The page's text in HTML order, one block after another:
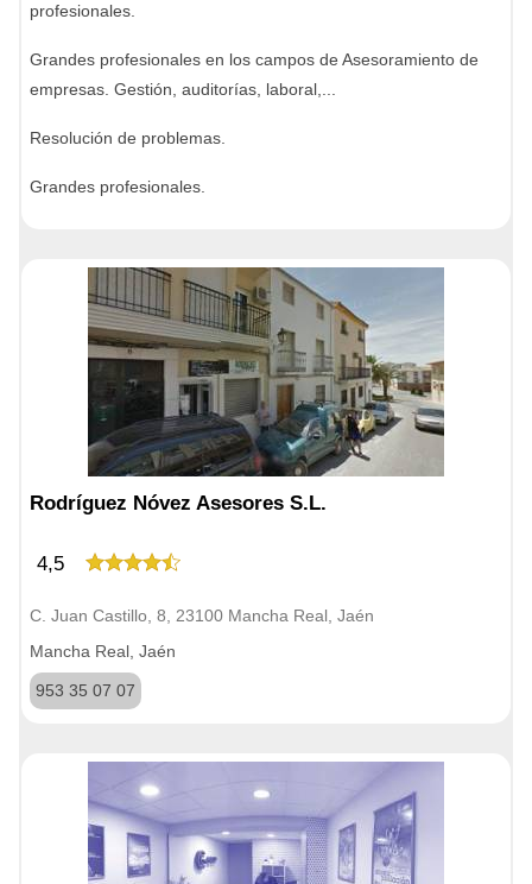
profesionales.
Grandes profesionales en los campos de Asesoramiento de
empresas. Gestión, auditorías, laboral,...
Resolución de problemas.
Grandes profesionales.
Rodríguez Nóvez Asesores S.L.
4,5
C. Juan Castillo, 8, 23100 Mancha Real, Jaén
Mancha Real, Jaén
953 35 07 07